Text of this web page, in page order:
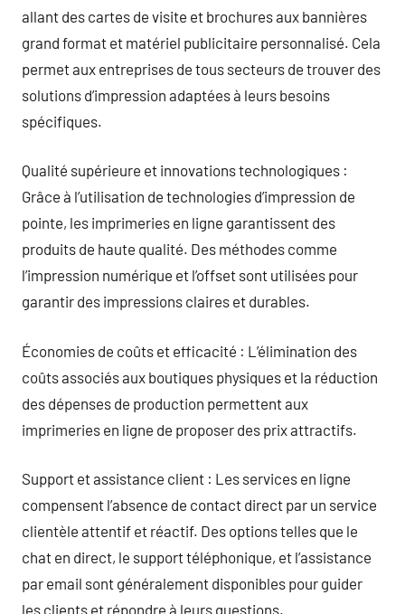
allant des cartes de visite et brochures aux bannières
grand format et matériel publicitaire personnalisé. Cela
permet aux entreprises de tous secteurs de trouver des
solutions d’impression adaptées à leurs besoins
spécifiques.
Qualité supérieure et innovations technologiques :
Grâce à l’utilisation de technologies d’impression de
pointe, les imprimeries en ligne garantissent des
produits de haute qualité. Des méthodes comme
l’impression numérique et l’offset sont utilisées pour
garantir des impressions claires et durables.
Économies de coûts et efficacité : L’élimination des
coûts associés aux boutiques physiques et la réduction
des dépenses de production permettent aux
imprimeries en ligne de proposer des prix attractifs.
Support et assistance client : Les services en ligne
compensent l’absence de contact direct par un service
clientèle attentif et réactif. Des options telles que le
chat en direct, le support téléphonique, et l’assistance
par email sont généralement disponibles pour guider
les clients et répondre à leurs questions.